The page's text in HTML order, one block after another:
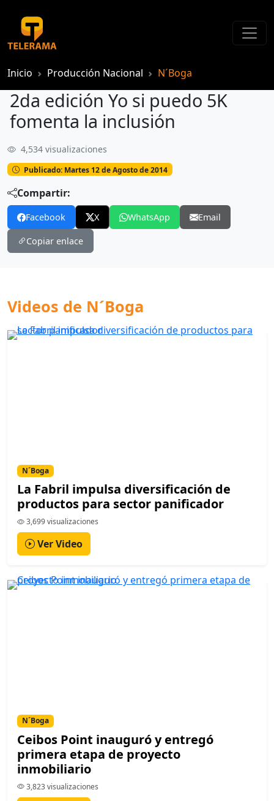
Inicio Producción Nacional N´Boga
2da edición Yo si puedo 5K
fomenta la inclusión
4,534 visualizaciones
Publicado: Martes 12 de Agosto de 2014
Compartir:
Facebook X WhatsApp Email
Copiar enlace
Videos de N´Boga
N´Boga
La Fabril impulsa diversificación de
productos para sector panificador
3,699 visualizaciones
Ver Video
N´Boga
Ceibos Point inauguró y entregó
primera etapa de proyecto
inmobiliario
3,823 visualizaciones